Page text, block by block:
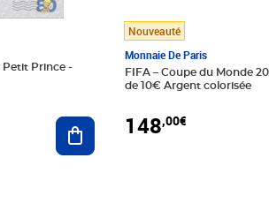
Prince -
Ajouter au panier
Nouveauté
Monnaie De Paris
FIFA – Coupe du Monde
de 10€ Argent colorisée
148,00€